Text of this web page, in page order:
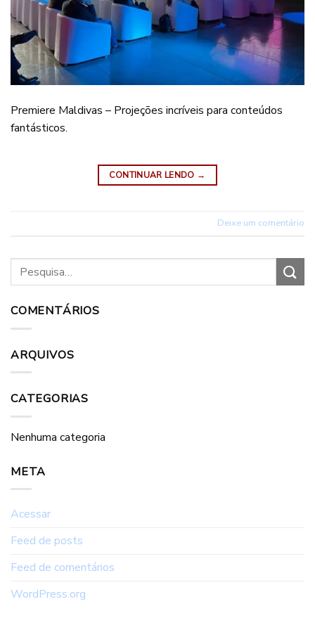
Premiere Maldivas – Projeções incríveis para conteúdos
fantásticos.
CONTINUAR LENDO →
Deixe um comentário
COMENTÁRIOS
ARQUIVOS
CATEGORIAS
Nenhuma categoria
META
Acessar
Feed de posts
Feed de comentários
WordPress.org